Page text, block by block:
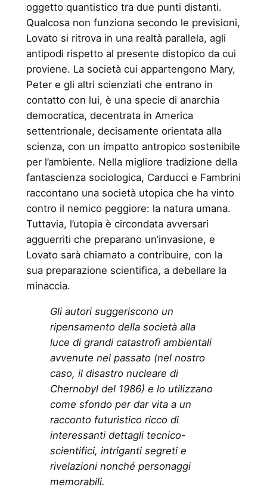
oggetto quantistico tra due punti distanti.
Qualcosa non funziona secondo le previsioni,
Lovato si ritrova in una realtà parallela, agli
antipodi rispetto al presente distopico da cui
proviene. La società cui appartengono Mary,
Peter e gli altri scienziati che entrano in
contatto con lui, è una specie di anarchia
democratica, decentrata in America
settentrionale, decisamente orientata alla
scienza, con un impatto antropico sostenibile
per l’ambiente. Nella migliore tradizione della
fantascienza sociologica, Carducci e Fambrini
raccontano una società utopica che ha vinto
contro il nemico peggiore: la natura umana.
Tuttavia, l’utopia è circondata avversari
agguerriti che preparano un’invasione, e
Lovato sarà chiamato a contribuire, con la
sua preparazione scientifica, a debellare la
minaccia.
Gli autori suggeriscono un
ripensamento della società alla
luce di grandi catastrofi ambientali
avvenute nel passato (nel nostro
caso, il disastro nucleare di
Chernobyl del 1986) e lo utilizzano
come sfondo per dar vita a un
racconto futuristico ricco di
interessanti dettagli tecnico-
scientifici, intriganti segreti e
rivelazioni nonché personaggi
memorabili.